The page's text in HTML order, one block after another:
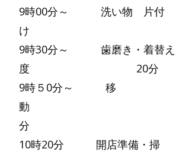
9時00分～ 洗い物 片付
け ３0
9時30分～ 歯磨き・着替え
度 20分
9時５0分～ 移
動
分
10時20分 開店準備・掃